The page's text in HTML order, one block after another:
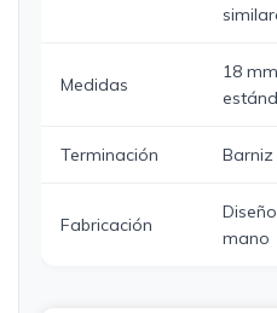
Medidas
18
Terminación
Fabricación
mano